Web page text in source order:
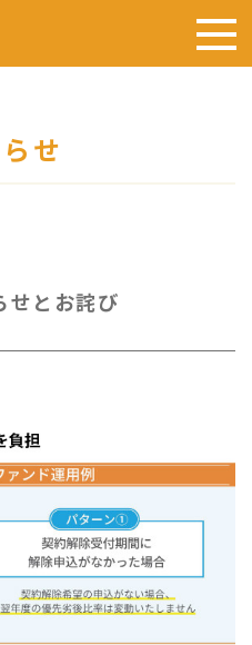
せ
せとお詫び